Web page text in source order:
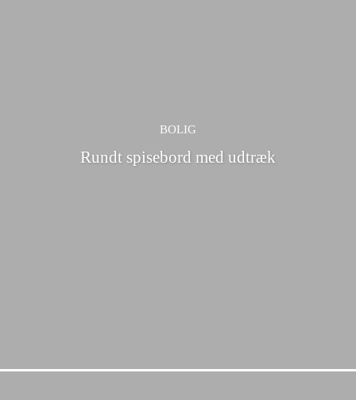
BOLIG
Rundt spisebord med udtræk